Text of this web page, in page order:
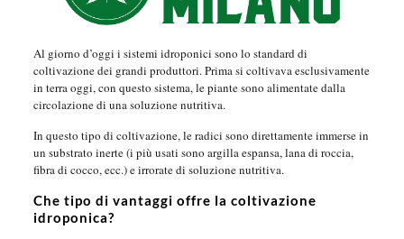
Al giorno d’oggi i sistemi idroponici sono lo standard di
coltivazione dei grandi produttori. Prima si coltivava esclusivamente
in terra oggi, con questo sistema, le piante sono alimentate dalla
circolazione di una soluzione nutritiva.
In questo tipo di coltivazione, le radici sono direttamente immerse in
un substrato inerte (i più usati sono argilla espansa, lana di roccia,
fibra di cocco, ecc.) e irrorate di soluzione nutritiva.
Che tipo di vantaggi offre la coltivazione
idroponica?